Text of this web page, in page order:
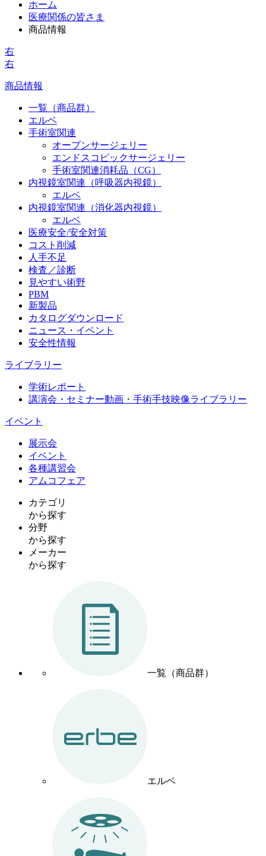
ホーム
医療関係の皆さま
商品情報
右
右
商品情報
一覧（商品群）
エルベ
手術室関連
オープンサージェリー
エンドスコピックサージェリー
手術室関連消耗品（CG）
内視鏡室関連（呼吸器内視鏡）
エルベ
内視鏡室関連（消化器内視鏡）
エルベ
医療安全/安全対策
コスト削減
人手不足
検査／診断
見やすい術野
PBM
新製品
カタログダウンロード
ニュース・イベント
安全性情報
ライブラリー
学術レポート
講演会・セミナー動画・手術手技映像ライブラリー
イベント
展示会
イベント
各種講習会
アムコフェア
カテゴリ
から探す
分野
から探す
メーカー
から探す
一覧（商品群）
エルベ